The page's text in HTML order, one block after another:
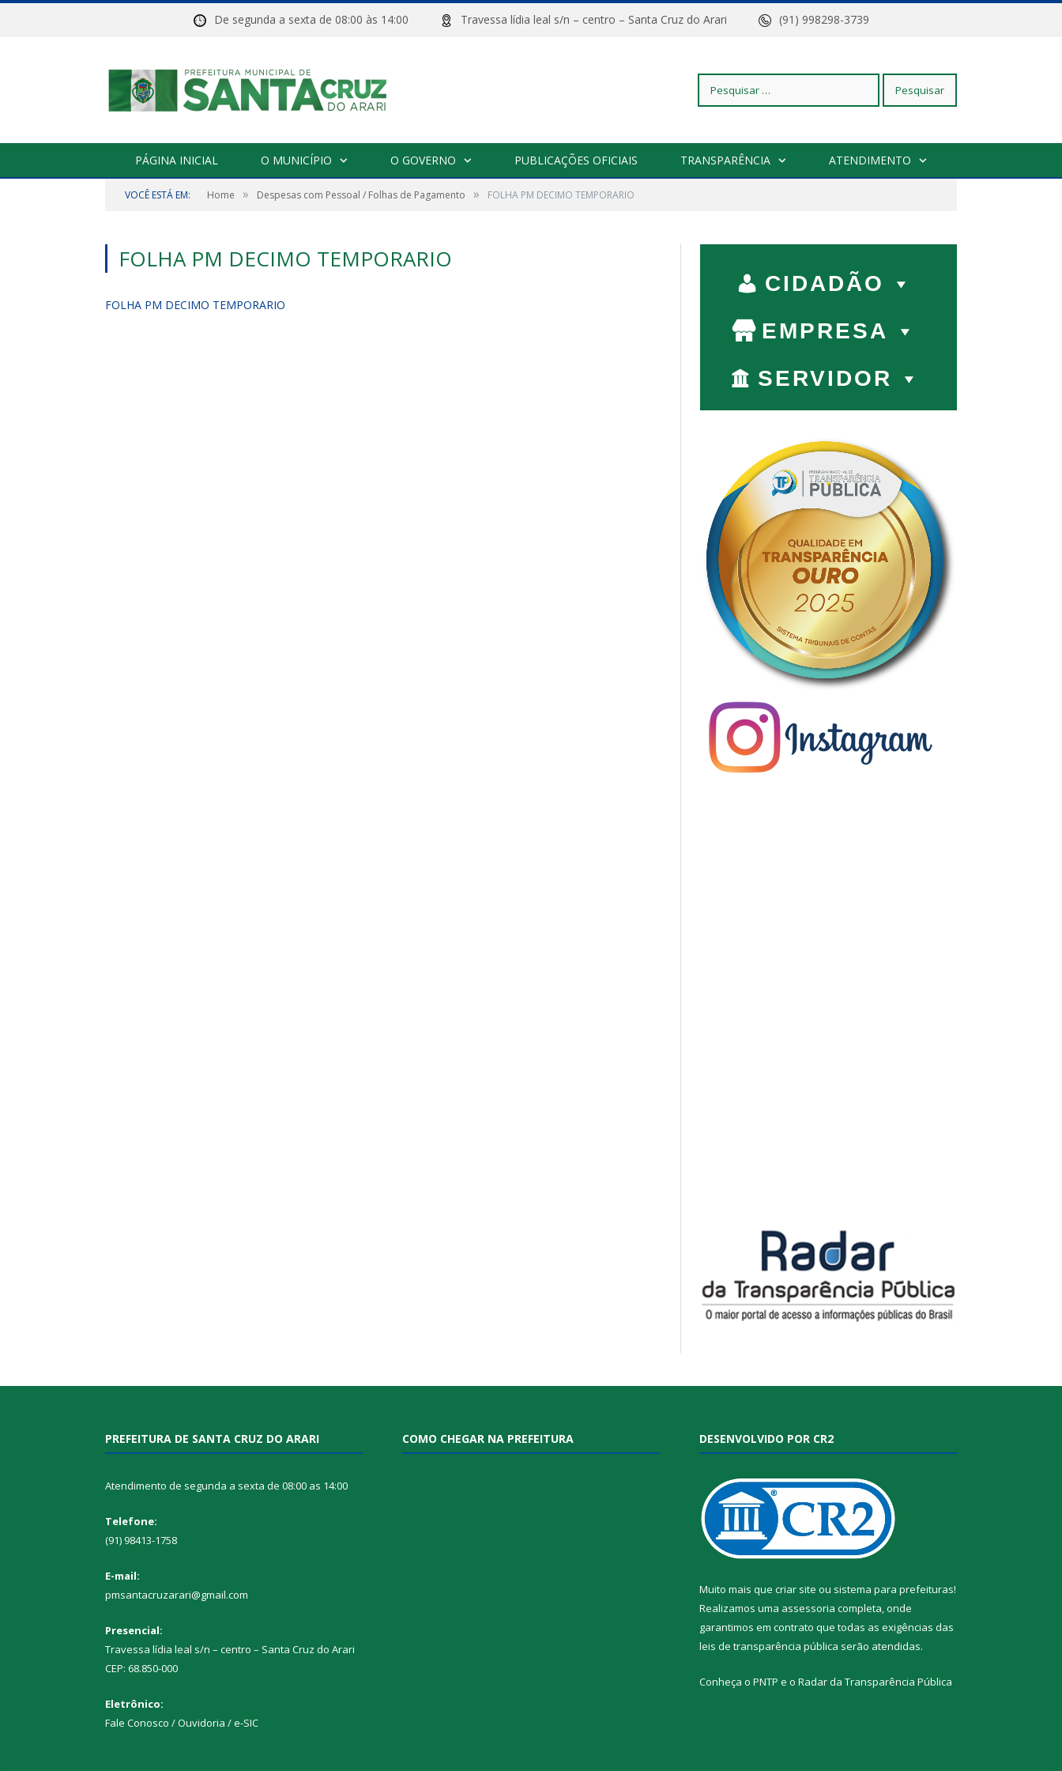
De segunda a sexta de 08:00 às 14:00 Travessa lídia leal s/n – centro – Santa Cruz do Arari (91) 998298-3739
Pesquisar
PÁGINA INICIAL O MUNICÍPIO O GOVERNO PUBLICAÇÕES OFICIAIS TRANSPARÊNCIA ATENDIMENTO
VOCÊ ESTÁ EM: Home » Despesas com Pessoal / Folhas de Pagamento » FOLHA PM DECIMO TEMPORARIO
FOLHA PM DECIMO TEMPORARIO
FOLHA PM DECIMO TEMPORARIO
CIDADÃO
EMPRESA
SERVIDOR
PREFEITURA DE SANTA CRUZ DO ARARI
Atendimento de segunda a sexta de 08:00 as 14:00
Telefone:
(91) 98413-1758
E-mail:
pmsantacruzarari@gmail.com
Presencial:
Travessa lídia leal s/n – centro – Santa Cruz do Arari
CEP: 68.850-000
Eletrônico:
Fale Conosco / Ouvidoria / e-SIC
COMO CHEGAR NA PREFEITURA DESENVOLVIDO POR CR2
Muito mais que criar site ou sistema para prefeituras!
Realizamos uma assessoria completa, onde
garantimos em contrato que todas as exigências das
leis de transparência pública serão atendidas.
Conheça o PNTP e o Radar da Transparência Pública